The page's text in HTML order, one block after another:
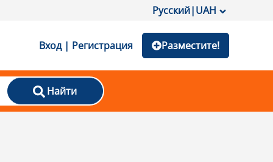
Русский|UAH
Вход | Регистрация Разместите!
Найти